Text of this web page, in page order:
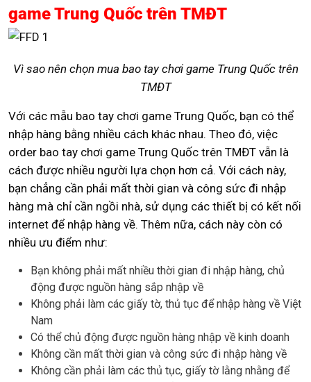
game Trung Quốc trên TMĐT
Vì sao nên chọn mua bao tay chơi game Trung Quốc trên
TMĐT
Với các mẫu bao tay chơi game Trung Quốc, bạn có thể
nhập hàng bằng nhiều cách khác nhau. Theo đó, việc
order bao tay chơi game Trung Quốc trên TMĐT vẫn là
cách được nhiều người lựa chọn hơn cả. Với cách này,
bạn chẳng cần phải mất thời gian và công sức đi nhập
hàng mà chỉ cần ngồi nhà, sử dụng các thiết bị có kết nối
internet để nhập hàng về. Thêm nữa, cách này còn có
nhiều ưu điểm như:
Bạn không phải mất nhiều thời gian đi nhập hàng, chủ
động được nguồn hàng sắp nhập về
Không phải làm các giấy tờ, thủ tục để nhập hàng về Việt
Nam
Có thể chủ động được nguồn hàng nhập về kinh doanh
Không cần mất thời gian và công sức đi nhập hàng về
Không cần phải làm các thủ tục, giấy tờ lằng nhằng để